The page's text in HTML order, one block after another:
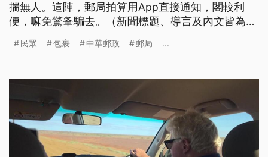
揣無人。這陣，郵局拍算用App直接通知，閣較利
便，嘛免驚夆騙去。（新聞標題、導言及內文皆為台
民眾 包裹 中華郵政 郵局 ...